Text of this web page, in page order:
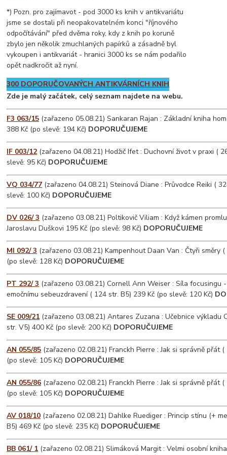
*) Pozn. pro zajímavot - pod 3000 ks knih v antikvariátu
jsme se dostali při neopakovatelném konci "říjnového
odpočítávání" před dvěma roky, kdy z knih po koruně
zbylo jen několik zmuchlaných papírků a zásadně byl
vykoupen i antikvariát - hranici 3000 ks se nám podařilo
opět nadkročit až nyní.
300 DOPORUČOVANÝCH ANTIKVÁRNÍCH KNIH
Zde je malý začátek, celý seznam najdete na webu.
F3 063/15 (zařazeno 05.08.21) Sankaran Rajan : Základní kniha
388 Kč (po slevě: 194 Kč) DOPORUČUJEME
IF 003/12 (zařazeno 04.08.21) Hodžič Ifet : Duchovní život v praxi (
slevě: 95 Kč) DOPORUČUJEME
VQ 034/77 (zařazeno 04.08.21) Steinová Diane : Průvodce Reiki (
slevě: 100 Kč) DOPORUČUJEME
DV 026/ 3 (zařazeno 03.08.21) Poltikovič Viliam : Když kámen
Jaroslavu Duškovi 195 Kč (po slevě: 98 Kč) DOPORUČUJEME
MI 092/ 3 (zařazeno 03.08.21) Kampenhout Daan Van : Čtyři směry
(po slevě: 128 Kč) DOPORUČUJEME
PT 292/ 3 (zařazeno 03.08.21) Cornell Ann Weiser : Síla focusingu
emočnímu sebeuzdravení ( 124 str. B5) 239 Kč (po slevě: 120 Kč)
SE 009/21 (zařazeno 03.08.21) Antares Zuzana : Učebnice výkladu
str. V5) 400 Kč (po slevě: 200 Kč) DOPORUČUJEME
AN 055/85 (zařazeno 02.08.21) Franckh Pierre : Jak si správně přát
(po slevě: 105 Kč) DOPORUČUJEME
AN 055/86 (zařazeno 02.08.21) Franckh Pierre : Jak si správně přát
(po slevě: 105 Kč) DOPORUČUJEME
AV 018/10 (zařazeno 02.08.21) Dahlke Ruediger : Princip stínu (+
B5) 469 Kč (po slevě: 235 Kč) DOPORUČUJEME
BB 061/ 1 (zařazeno 02.08.21) Slimáková Margit : Velmi osobní